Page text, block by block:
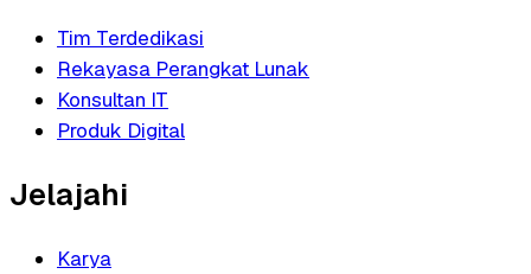
Tim Terdedikasi
Rekayasa Perangkat Lunak
Konsultan IT
Produk Digital
Jelajahi
Karya